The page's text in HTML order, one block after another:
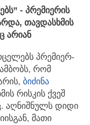
- პრემიერის
თავდასხმის
არიან
პრემიერ-
რომ
ბიძინა
რისკის ქვეშ
აღნიშნულს დიდი
მათი